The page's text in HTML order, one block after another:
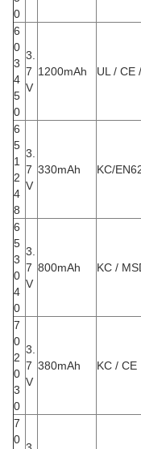
0
6
0
3
4
5
0
3.
7
V
1200mAh UL / CE
6
5
1
2
4
8
3.
7
V
330mAh KC/
6
5
3
0
4
0
3.
7
V
800mAh KC /
7
0
2
0
3
0
3.
7
V
380mAh KC / CE
7
0